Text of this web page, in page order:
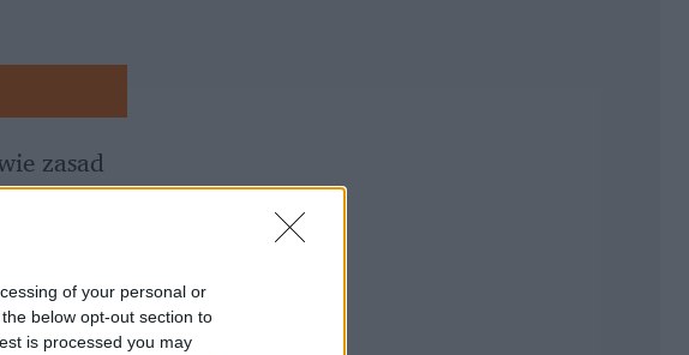
of your personal or
below opt-out section to
is processed you may
zasad